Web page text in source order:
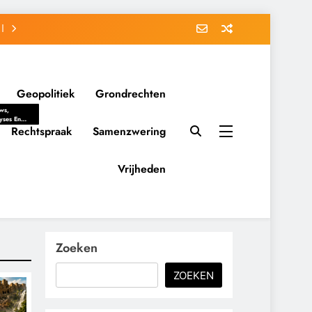
Geopolitiek Grondrechten
En
Politieke
Belangen
Rechtspraak Samenzwering
Vrijheden
Zoeken
ZOEKEN